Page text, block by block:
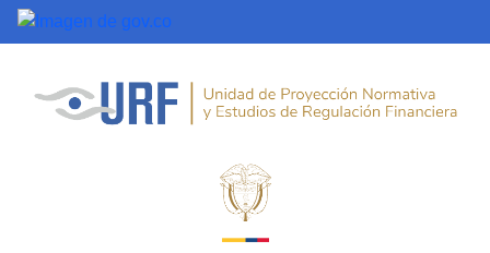
Saltar al contenido principal